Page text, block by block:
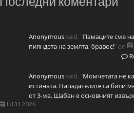
Anonymous said, "Памаците сме
пияндета на земята, бравос!" on
Anonymous said, "Момчетата не
истината. Нападателите са били
от 3-ма. Шабан е основният
Jul 31 2026